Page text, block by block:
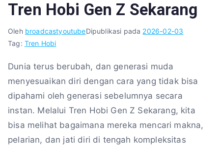
Tren Hobi Gen Z Sekarang
Oleh broadcastyoutubeDipublikasi pada 2026-02-03
Tag: Tren Hobi
Dunia terus berubah, dan generasi muda
menyesuaikan diri dengan cara yang tidak bisa
dipahami oleh generasi sebelumnya secara
instan. Melalui Tren Hobi Gen Z Sekarang, kita
bisa melihat bagaimana mereka mencari makna,
pelarian, dan jati diri di tengah kompleksitas